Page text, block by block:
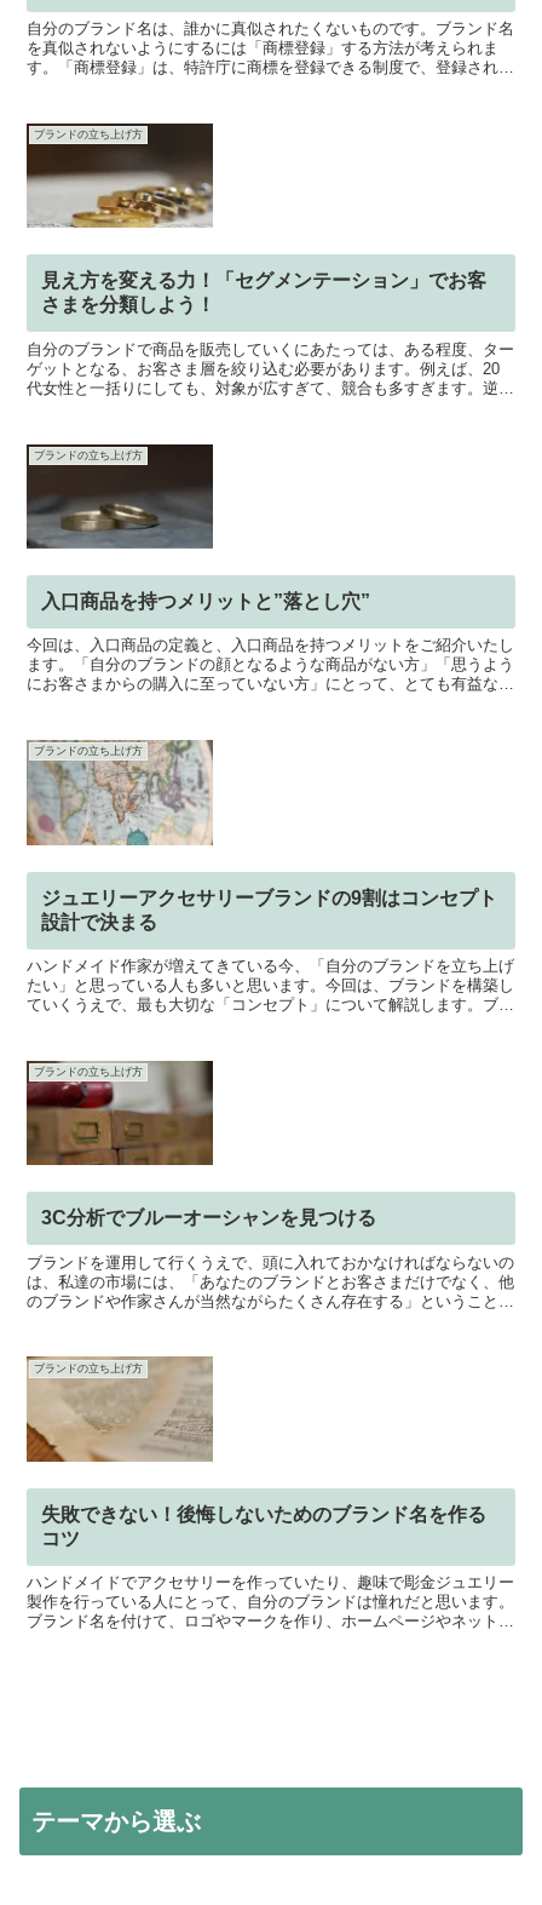
自分のブランド名は、誰かに真似されたくないものです。ブランド名
を真似されないようにするには「商標登録」する方法が考えられま
す。「商標登録」は、特許庁に商標を登録できる制度で、登録される
ブランドの立ち上げ方
見え方を変える力！「セグメンテーション」でお客
さまを分類しよう！
自分のブランドで商品を販売していくにあたっては、ある程度、ター
ゲットとなる、お客さま層を絞り込む必要があります。例えば、20
代女性と一括りにしても、対象が広すぎて、競合も多すぎます。逆
ブランドの立ち上げ方
入口商品を持つメリットと”落とし穴”
今回は、入口商品の定義と、入口商品を持つメリットをご紹介いたし
ます。「自分のブランドの顔となるような商品がない方」「思うよう
にお客さまからの購入に至っていない方」にとって、とても有益な情
ブランドの立ち上げ方
ジュエリーアクセサリーブランドの9割はコンセプト
設計で決まる
ハンドメイド作家が増えてきている今、「自分のブランドを立ち上げ
たい」と思っている人も多いと思います。今回は、ブランドを構築し
ていくうえで、最も大切な「コンセプト」について解説します。ブラ
ブランドの立ち上げ方
3C分析でブルーオーシャンを見つける
ブランドを運用して行くうえで、頭に入れておかなければならないの
は、私達の市場には、「あなたのブランドとお客さまだけでなく、他
のブランドや作家さんが当然ながらたくさん存在する」ということで
ブランドの立ち上げ方
失敗できない！後悔しないためのブランド名を作る
コツ
ハンドメイドでアクセサリーを作っていたり、趣味で彫金ジュエリー
製作を行っている人にとって、自分のブランドは憧れだと思います。
ブランド名を付けて、ロゴやマークを作り、ホームページやネットシ
テーマから選ぶ